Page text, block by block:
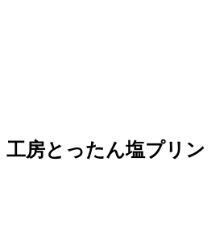
工房とったん塩プリン